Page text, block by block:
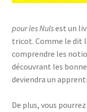
pour les Nulsest un
tricot. Comme le dit
comprendre les
découvrant les
deviendra un
De plus, vous